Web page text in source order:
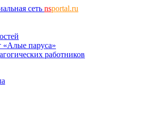
сеть nsportal.ru
«Алые паруса»
работников